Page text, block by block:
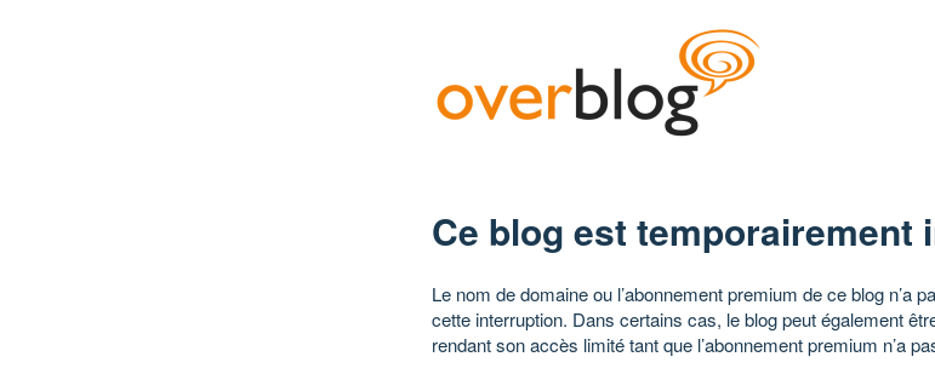
Ce blog est temporairement
Le nom de domaine ou l’abonnement premium de ce blog n’a
cette interruption. Dans certains cas, le blog peut également
rendant son accès limité tant que l’abonnement premium n’a